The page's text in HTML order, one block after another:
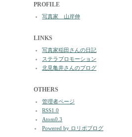
PROFILE
写真家 山岸伸
LINKS
写真家稲田さんの日記
ステラプロモーション
北見亀井さんのブログ
OTHERS
管理者ページ
RSS1.0
Atom0.3
Powered by ロリポブログ